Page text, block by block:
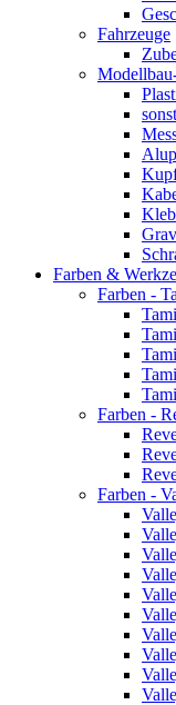
Fahrzeuge
Farben &
Farben -
Farben -
Farben -